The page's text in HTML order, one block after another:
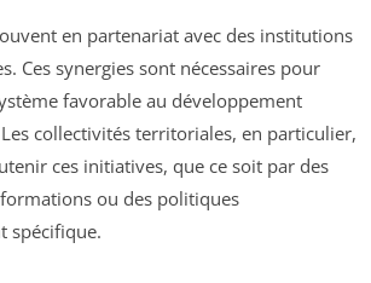
en partenariat avec des institutions
Ces synergies sont nécessaires pour
favorable au développement
collectivités territoriales, en particulier,
ces initiatives, que ce soit par des
ou des politiques
spécifique.